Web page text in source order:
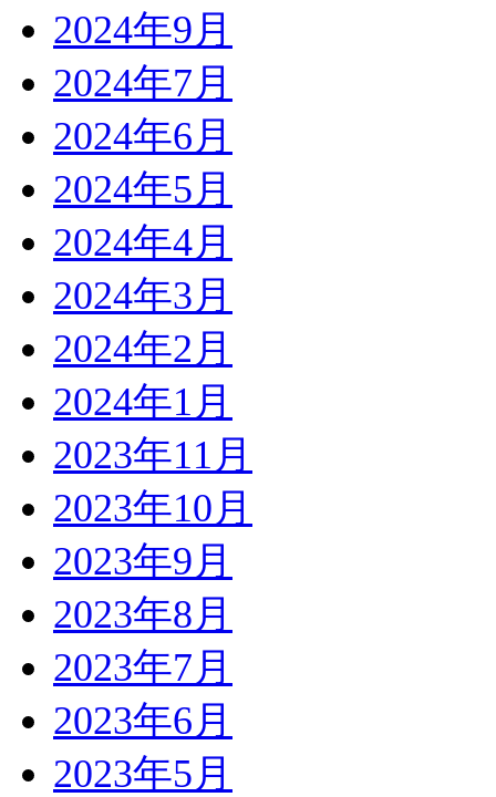
2024年9月
2024年7月
2024年6月
2024年5月
2024年4月
2024年3月
2024年2月
2024年1月
2023年11月
2023年10月
2023年9月
2023年8月
2023年7月
2023年6月
2023年5月